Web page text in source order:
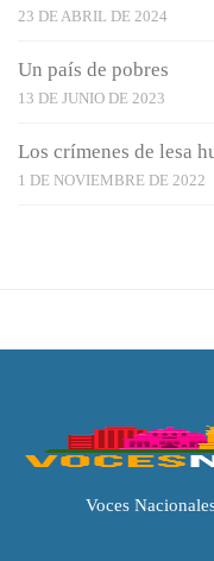
23 DE ABRIL DE 2024
Un país de pobres
13 DE JUNIO DE 2023
Los crímenes de lesa
1 DE NOVIEMBRE DE 2022
Voces